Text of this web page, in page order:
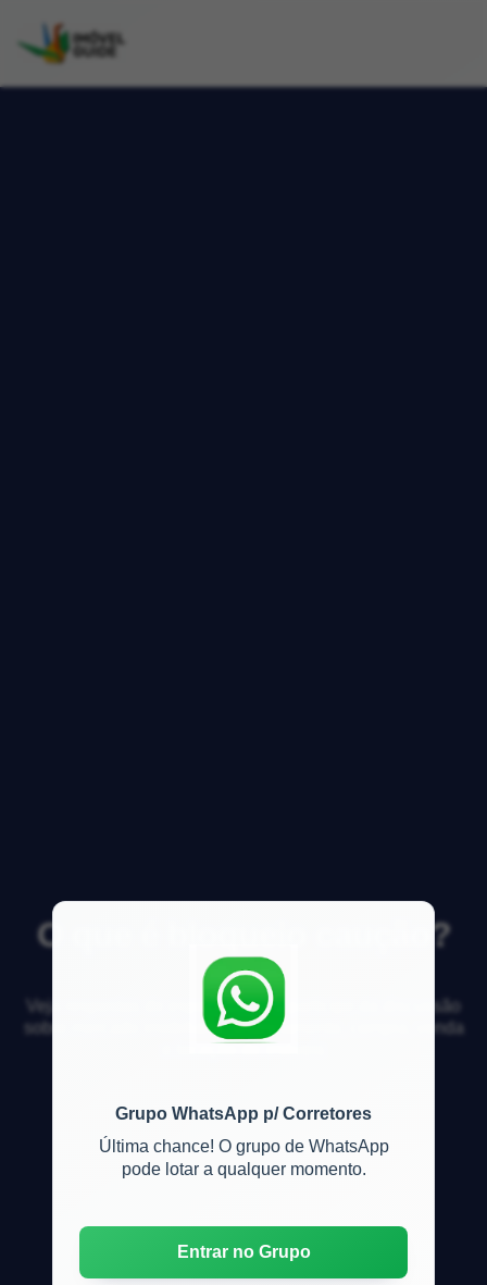
Grupo WhatsApp p/ Corretores
Última chance! O grupo de WhatsApp
pode lotar a qualquer momento.
Entrar no Grupo
O que é bloqueio caução?
Veja respostas de especialistas e participe da discussão
sobre mercado imobiliário, financiamento, compra, venda
e locação de imóveis